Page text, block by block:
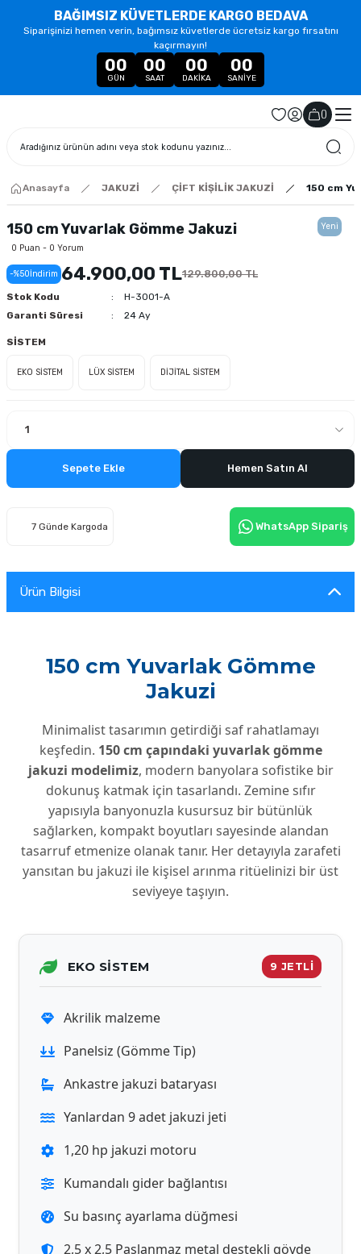
BAĞIMSIZ KÜVETLERDE KARGO BEDAVA
Siparişinizi hemen verin, bağımsız küvetlerde ücretsiz kargo fırsatını
kaçırmayın!
00
GÜN
00
SAAT
00
DAKIKA
00
SANIYE
()
Anasayfa JAKUZİ ÇİFT KİŞİLİK JAKUZİ 150 cm
Yeni
150 cm Yuvarlak Gömme Jakuzi
0 Puan - 0 Yorum
-%50İndirim 64.900,00 TL129.800,00 TL
Stok Kodu
H-3001-A
Garanti Süresi
24 Ay
SİSTEM
EKO SİSTEM LÜX SİSTEM DİJİTAL SİSTEM
Sepete Ekle Hemen Satın Al
7 Günde Kargoda WhatsApp Sipariş
Ürün Bilgisi
150 cm Yuvarlak Gömme
Jakuzi
Minimalist tasarımın getirdiği saf rahatlamayı
keşfedin. 150 cm çapındaki yuvarlak gömme
jakuzi modelimiz, modern banyolara sofistike bir
dokunuş katmak için tasarlandı. Zemine sıfır
yapısıyla banyonuzla kusursuz bir bütünlük
sağlarken, kompakt boyutları sayesinde alandan
tasarruf etmenize olanak tanır. Her detayıyla zarafeti
yansıtan bu jakuzi ile kişisel arınma ritüelinizi bir üst
seviyeye taşıyın.
EKO SISTEM 9 JETLİ
Akrilik malzeme
Panelsiz (Gömme Tip)
Ankastre jakuzi bataryası
Yanlardan 9 adet jakuzi jeti
1,20 hp jakuzi motoru
Kumandalı gider bağlantısı
Su basınç ayarlama düğmesi
2,5 x 2,5 Paslanmaz metal destekli gövde